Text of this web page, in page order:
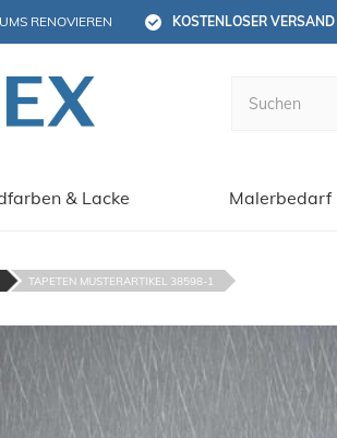
RENOVIEREN KOSTENLOSER VERSAND
& Lacke Malerbedarf
TAPETEN MUSTERARTIKEL 38598-1